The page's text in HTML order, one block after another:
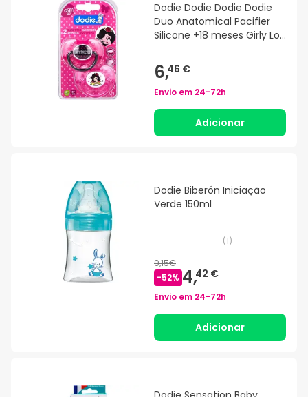
Dodie Dodie Dodie Dodie
Duo Anatomical Pacifier
Silicone +18 meses Girly Lot
6,46 €
Envio em 24-72h
Adicionar
Dodie Biberón Iniciação
Verde 150ml
(1)
9,15€
-52% 4,42 €
Envio em 24-72h
Adicionar